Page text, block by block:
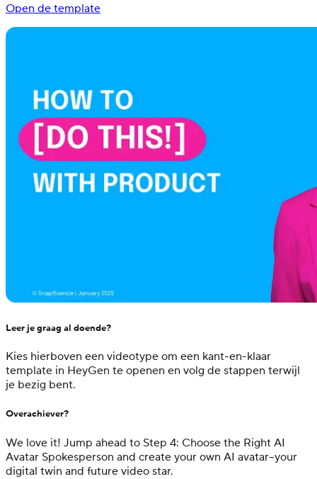
Open de template
Leer je graag al doende?
Kies hierboven een videotype om een kant-en-klaar
template in HeyGen te openen en volg de stappen terwijl
je bezig bent.
Overachiever?
We love it! Jump ahead to Step 4: Choose the Right AI
Avatar Spokesperson and create your own AI avatar–your
digital twin and future video star.